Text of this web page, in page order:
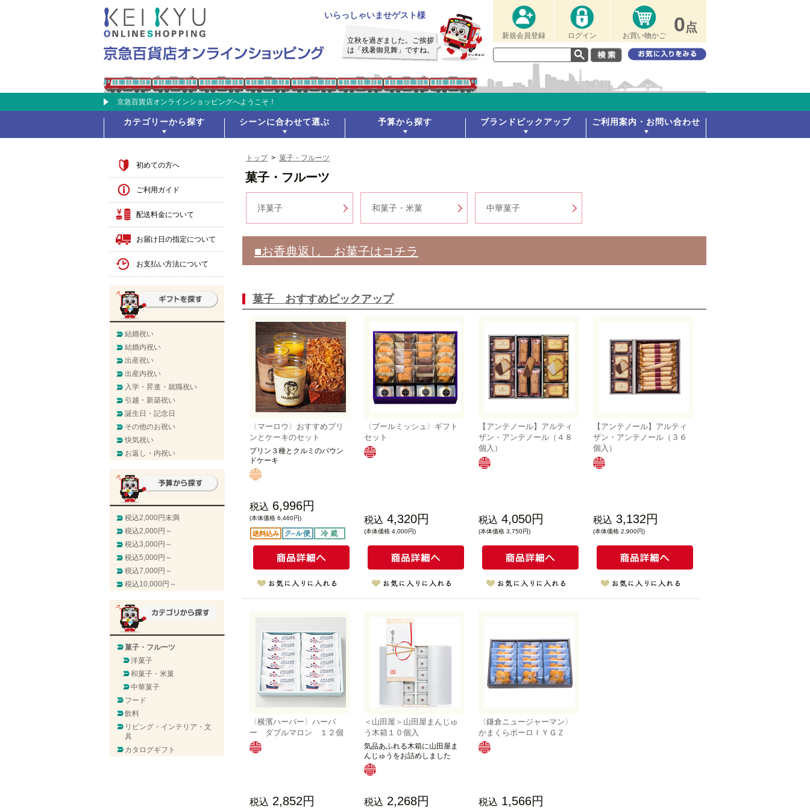
いらっしゃいませゲスト様
立秋を過ぎました。ご挨拶
は「残暑御見舞」ですね。
新規会員登録 ログイン お買い物かご 0点
京急百貨店オンラインショッピングへようこそ！
カテゴリーから探す シーンに合わせて選ぶ 予算から探す ブランドピックアップ ご利用案内・お問い合わせ
トップ > 菓子・フルーツ
菓子・フルーツ
洋菓子 和菓子・米菓 中華菓子
■お香典返し お菓子はコチラ
菓子 おすすめピックアップ
〈マーロウ〉おすすめプリ
ンとケーキのセット
プリン３種とクルミのパウン
ドケーキ
税込 6,996円
(本体価格 6,460円)
〈ブールミッシュ〉ギフト
セット
税込 4,320円
(本体価格 4,000円)
【アンテノール】アルティ
ザン・アンテノール（４８
個入）
税込 4,050円
(本体価格 3,750円)
【アンテノール】アルティ
ザン・アンテノール（３６
個入）
税込 3,132円
(本体価格 2,900円)
〈横濱ハーバー〉ハーバ
ー ダブルマロン １２個
税込 2,852円
＜山田屋＞山田屋まんじゅ
う木箱１０個入
気品あふれる木箱に山田屋ま
んじゅうをお詰めしました
税込 2,268円
〈鎌倉ニュージャーマン〉
かまくらボーロＩＹＧＺ
税込 1,566円
初めての方へ
ご利用ガイド
配送料金について
お届け日の指定について
お支払い方法について
結婚祝い
結婚内祝い
出産祝い
出産内祝い
入学・昇進・就職祝い
引越・新築祝い
誕生日・記念日
その他のお祝い
快気祝い
お返し・内祝い
税込2,000円未満
税込2,000円～
税込3,000円～
税込5,000円～
税込7,000円～
税込10,000円～
菓子・フルーツ
洋菓子
和菓子・米菓
中華菓子
フード
飲料
リビング・インテリア・文
具
カタログギフト